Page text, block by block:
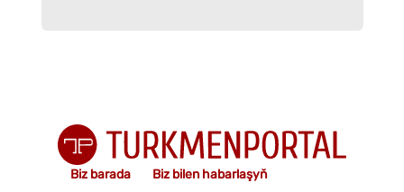
Biz barada
Biz bilen habarlaşyň